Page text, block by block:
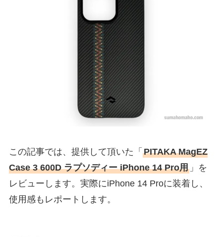
この記事では、提供して頂いた「 PITAKA MagEZ
Case 3 600D ラプソディー iPhone 14 Pro用」を
レビューします。実際にiPhone 14 Proに装着し、
使用感もレポートします。